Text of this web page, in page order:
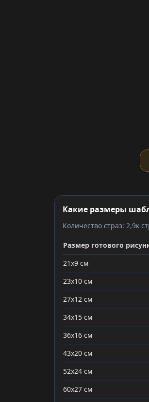
Какие размеры
Количество страз: 2,9к
Размер готового
21x9 см
23x10 см
27x12 см
34x15 см
36x16 см
43x20 см
52x24 см
60x27 см